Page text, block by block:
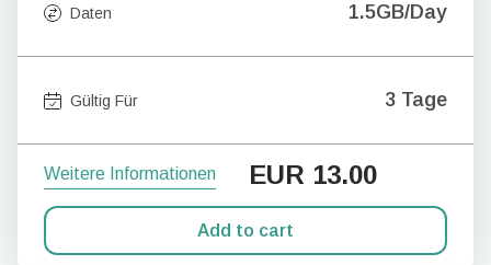
Daten 1.5GB/Day
Gültig Für 3 Tage
Weitere Informationen EUR 13.00
Add to cart